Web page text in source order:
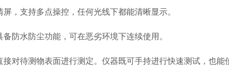
支持多点操控，任何光线下都能清晰显示。
水防尘功能，可在恶劣环境下连续使用。
待测物表面进行测定。仪器既可手持进行快速测试，也能